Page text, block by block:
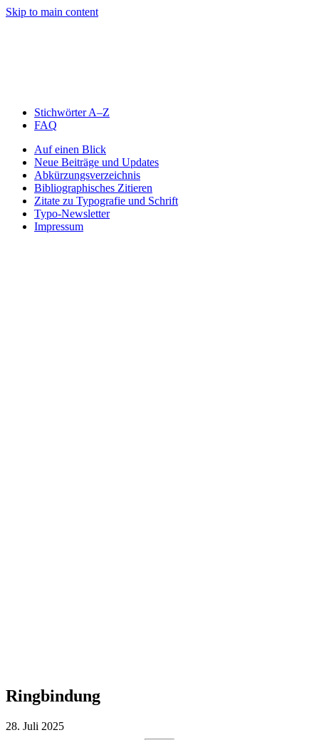
Skip to main content
Stichwörter A–Z
FAQ
Auf einen Blick
Neue Beiträge und Updates
Abkürzungsverzeichnis
Bibliographisches Zitieren
Zitate zu Typografie und Schrift
Typo-Newsletter
Impressum
Ringbindung
28. Juli 2025